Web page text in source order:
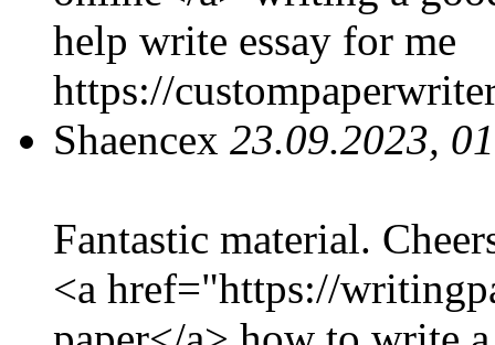
help write essay for me
https://
Shaencex 23.09.2023,
Fantastic material.
<a href="https://